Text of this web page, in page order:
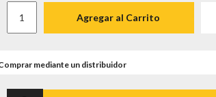
Agregar al Carrito